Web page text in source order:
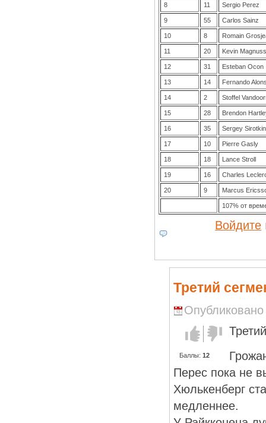
8 11 Sergio Perez
9 55 Carlos Sainz
10 8 Romain
11 20 Kevin
12 31 Esteban Ocon
13 14 Fernando
14 2 Stoffel
15 28 Brendon
16 35 Sergey Sirotkin
17 10 Pierre Gasly
18 18 Lance Stroll
19 16 Charles
20 9 Marcus
107% от
Войдите
Третий
Голос за!Голос
против!
Баллы: 12
Перес пока не
Хюлькенберг
медленнее.